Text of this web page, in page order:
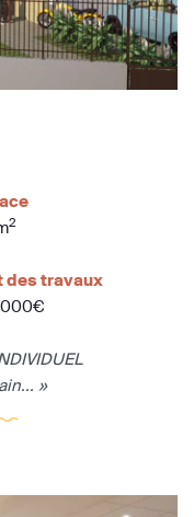
2
des travaux
»